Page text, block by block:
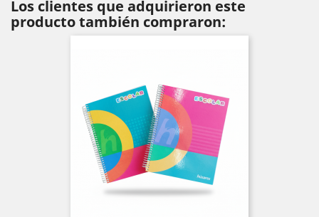
Los clientes que adquirieron este
producto también compraron: